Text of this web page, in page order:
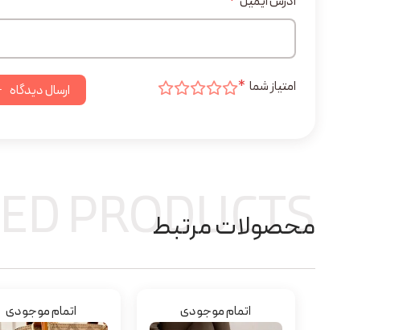
امتیاز شما * ارسال دیدگاه
محصولات مرتبط
PRODUCTS
اتمام موجودی اتمام موجودی